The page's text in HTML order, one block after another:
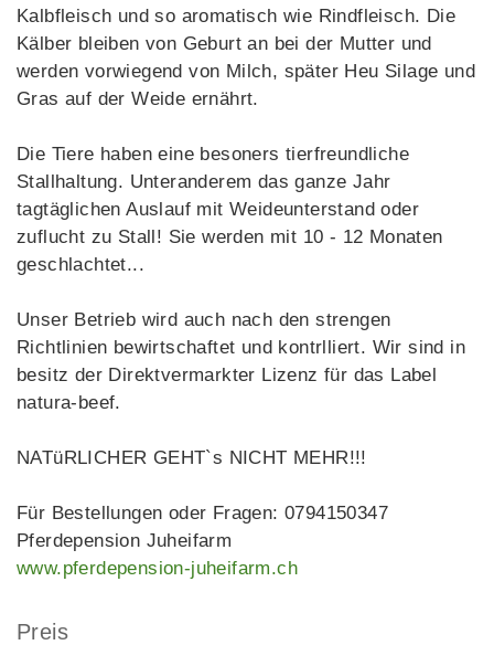
Kalbfleisch und so aromatisch wie Rindfleisch. Die
Kälber bleiben von Geburt an bei der Mutter und
werden vorwiegend von Milch, später Heu Silage und
Gras auf der Weide ernährt.
Die Tiere haben eine besoners tierfreundliche
Stallhaltung. Unteranderem das ganze Jahr
tagtäglichen Auslauf mit Weideunterstand oder
zuflucht zu Stall! Sie werden mit 10 - 12 Monaten
geschlachtet...
Unser Betrieb wird auch nach den strengen
Richtlinien bewirtschaftet und kontrlliert. Wir sind in
besitz der Direktvermarkter Lizenz für das Label
natura-beef.
NATüRLICHER GEHT`s NICHT MEHR!!!
Für Bestellungen oder Fragen: 0794150347
Pferdepension Juheifarm
www.pferdepension-juheifarm.ch
Preis